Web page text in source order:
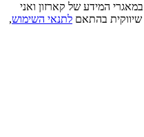
המידע של קארזון ואני
שיווקית בהתאם לתנאי השימוש,